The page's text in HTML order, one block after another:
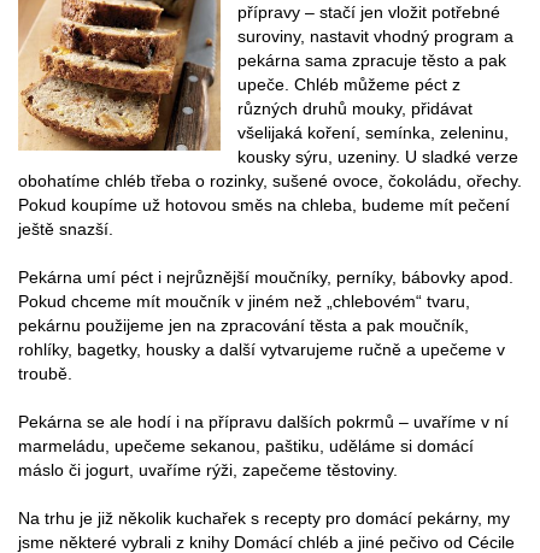
přípravy – stačí jen vložit potřebné
suroviny, nastavit vhodný program a
pekárna sama zpracuje těsto a pak
upeče. Chléb můžeme péct z
různých druhů mouky, přidávat
všelijaká koření, semínka, zeleninu,
kousky sýru, uzeniny. U sladké verze
obohatíme chléb třeba o rozinky, sušené ovoce, čokoládu, ořechy.
Pokud koupíme už hotovou směs na chleba, budeme mít pečení
ještě snazší.
Pekárna umí péct i nejrůznější moučníky, perníky, bábovky apod.
Pokud chceme mít moučník v jiném než „chlebovém“ tvaru,
pekárnu použijeme jen na zpracování těsta a pak moučník,
rohlíky, bagetky, housky a další vytvarujeme ručně a upečeme v
troubě.
Pekárna se ale hodí i na přípravu dalších pokrmů – uvaříme v ní
marmeládu, upečeme sekanou, paštiku, uděláme si domácí
máslo či jogurt, uvaříme rýži, zapečeme těstoviny.
Na trhu je již několik kuchařek s recepty pro domácí pekárny, my
jsme některé vybrali z knihy Domácí chléb a jiné pečivo od Cécile